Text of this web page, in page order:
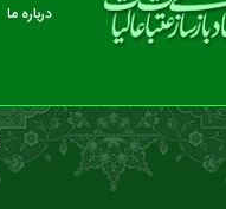
درباره ما
تماس باما خبرنامه